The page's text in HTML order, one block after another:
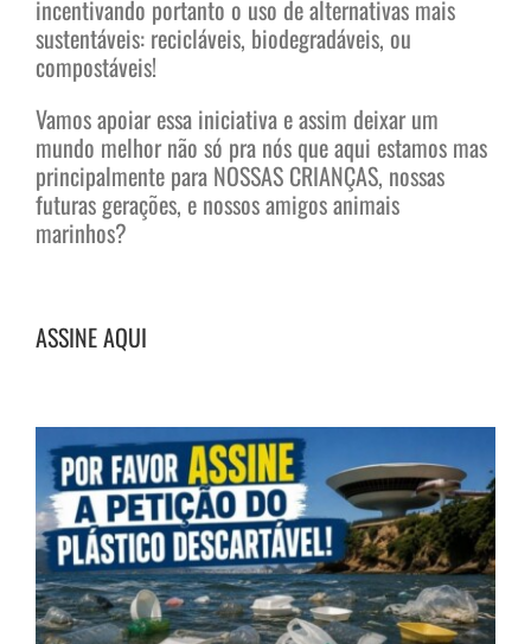
incentivando portanto o uso de alternativas mais
sustentáveis: recicláveis, biodegradáveis, ou
compostáveis!
Vamos apoiar essa iniciativa e assim deixar um
mundo melhor não só pra nós que aqui estamos mas
principalmente para NOSSAS CRIANÇAS, nossas
futuras gerações, e nossos amigos animais
marinhos?
ASSINE AQUI